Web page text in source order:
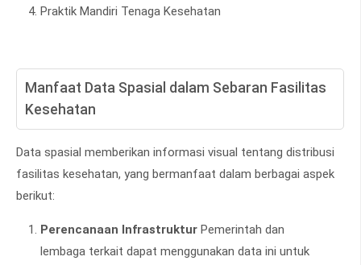
Praktik Mandiri Tenaga Kesehatan
Manfaat Data Spasial dalam Sebaran Fasilitas
Kesehatan
Data spasial memberikan informasi visual tentang distribusi
fasilitas kesehatan, yang bermanfaat dalam berbagai aspek
berikut:
Perencanaan Infrastruktur Pemerintah dan
lembaga terkait dapat menggunakan data ini untuk